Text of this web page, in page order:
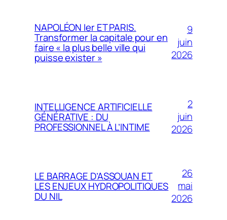
NAPOLÉON Ier ET PARIS.
Transformer la capitale pour en
faire « la plus belle ville qui
puisse exister »
9
juin
2026
INTELLIGENCE ARTIFICIELLE
GÉNÉRATIVE : DU
PROFESSIONNEL À L’INTIME
2
juin
2026
LE BARRAGE D’ASSOUAN ET
LES ENJEUX HYDROPOLITIQUES
DU NIL
26
mai
2026